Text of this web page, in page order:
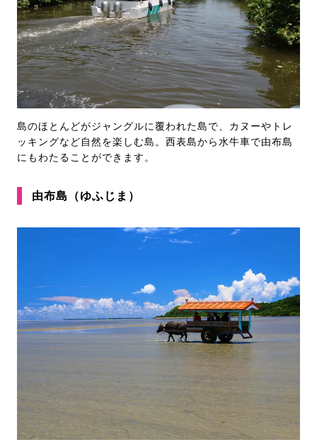
島のほとんどがジャングルに覆われた島で、カヌーやトレ
ッキングなど自然を楽しむ島。西表島から水牛車で由布島
にもわたることができます。
由布島（ゆふじま）